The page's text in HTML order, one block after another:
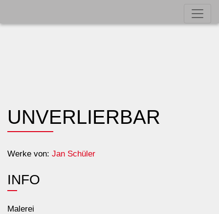
UNVERLIERBAR
Werke von: Jan Schüler
INFO
Malerei